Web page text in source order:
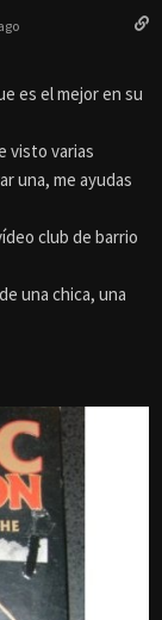
es el mejor en su
visto varias
una, me ayudas
club de barrio
una chica, una